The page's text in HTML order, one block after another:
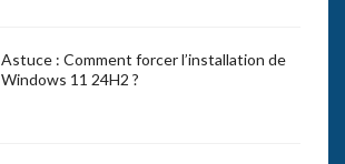
Astuce : Comment forcer l’installation de
Windows 11 24H2 ?